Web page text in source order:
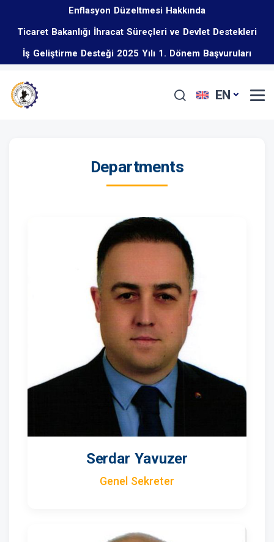
Enflasyon Düzeltmesi Hakkında
Ticaret Bakanlığı İhracat Süreçleri ve Devlet Destekleri
Eğitim Programı Hakkında
İş Geliştirme Desteği 2025 Yılı 1. Dönem Başvuruları
EN
Departments
Serdar Yavuzer
Genel Sekreter